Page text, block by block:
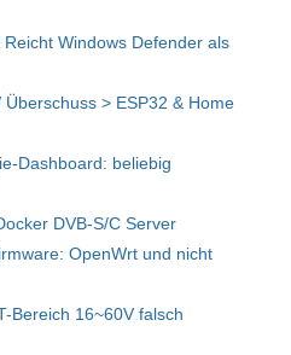
Windows Defender als
> ESP32 & Home
Dashboard: beliebig
DVB-S/C Server
OpenWrt und nicht
Bereich 16~60V falsch